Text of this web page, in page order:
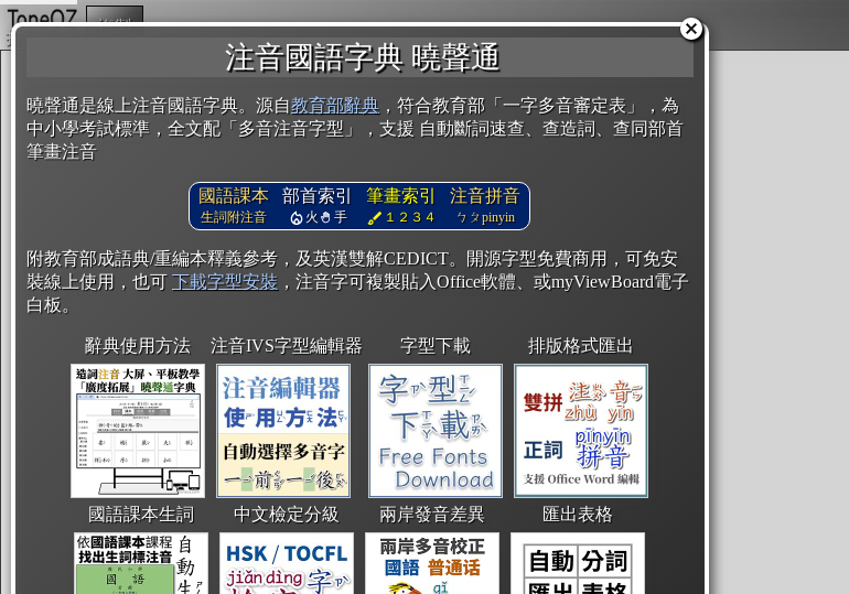
注音國語字典 曉聲通
曉聲通是線上注音國語字典。源自教育部辭典 ，符合教育部「一字多音審定表」，為
中小學考試標準，全文配「多音注音字型」，支援 自動斷詞速查、查造詞、查同部首
筆畫注音
國語課本
生詞附注音
部首索引
火 手
筆畫索引
１２３４
注音拼音
ㄅㄆpinyin
附教育部成語典/重編本釋義參考，及英漢雙解CEDICT。開源字型免費商用，可免安
裝線上使用，也可 下載字型安裝 ，注音字可複製貼入Office軟體、或myViewBoard電子
白板。
辭典使用方法 注音IVS字型編輯器 字型下載 排版格式匯出
國語課本生詞 中文檢定分級 兩岸發音差異 匯出表格
複製